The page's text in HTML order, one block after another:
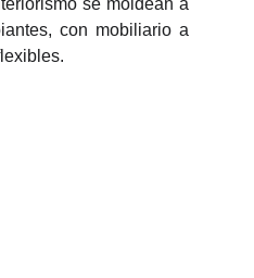
se moldean a
con mobiliario a